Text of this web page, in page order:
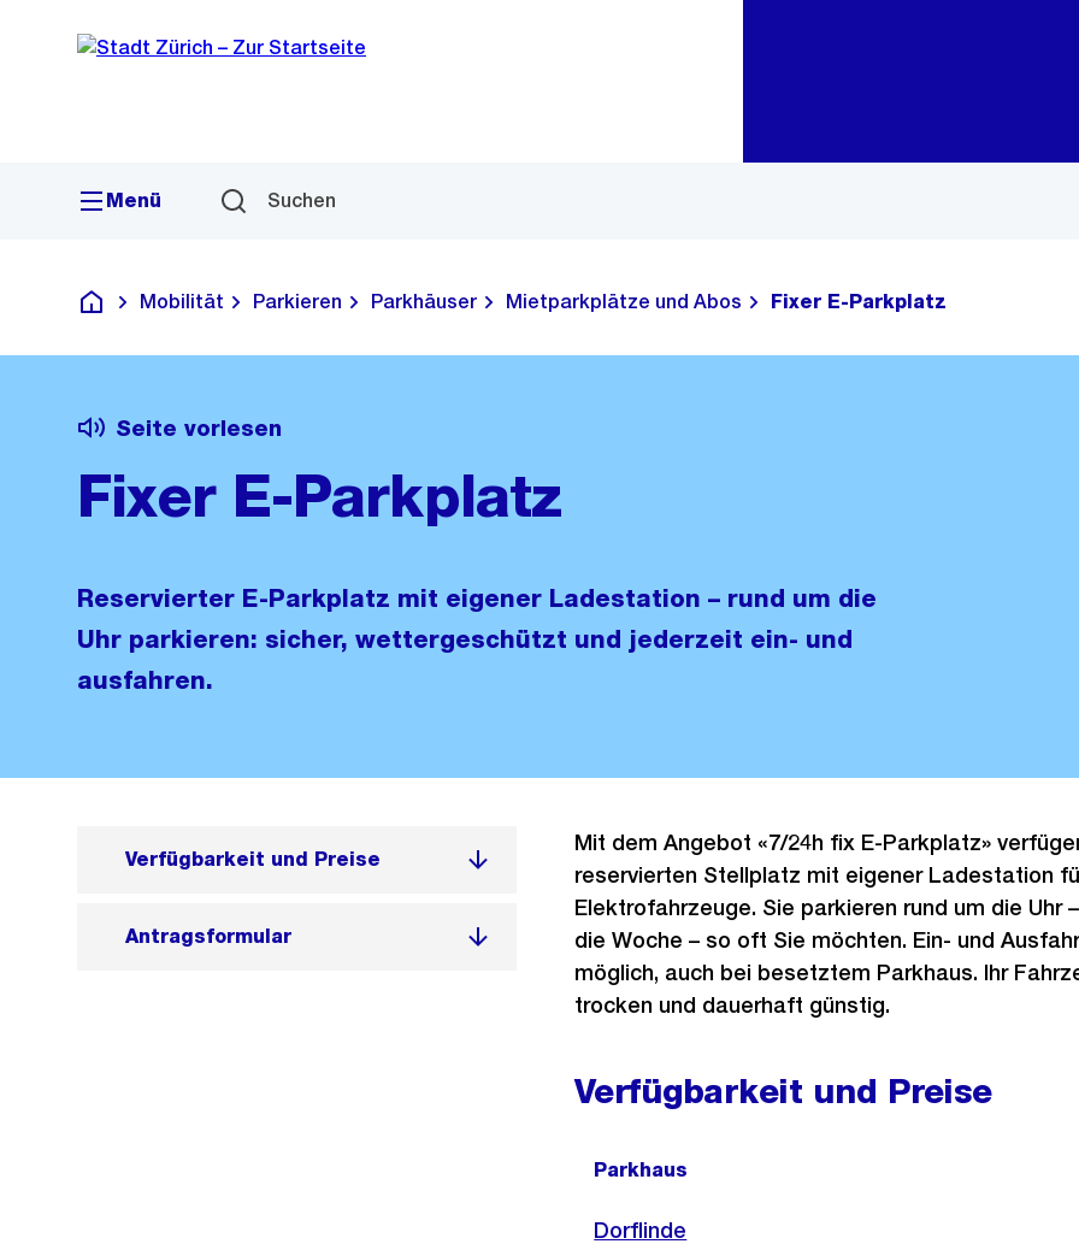
Navigation
Sprunglink
Menü Suchen
Deutsch
Mobilität Parkieren Parkhäuser Mietparkplätze und Abos Fixer E-Parkplatz
Seite vorlesen
Fixer E-Parkplatz
Reservierter E-Parkplatz mit eigener Ladestation – rund um die
Uhr parkieren: sicher, wettergeschützt und jederzeit ein- und
ausfahren.
Verfügbarkeit und Preise
Antragsformular
Mit dem Angebot «7/24h fix E-Parkplatz»
reservierten Stellplatz mit eigener Ladestation
Elektrofahrzeuge. Sie parkieren rund um die Uhr
die Woche – so oft Sie möchten. Ein- und
möglich, auch bei besetztem Parkhaus. Ihr
trocken und dauerhaft günstig.
Verfügbarkeit und Preise
Parkhaus
Dorflinde